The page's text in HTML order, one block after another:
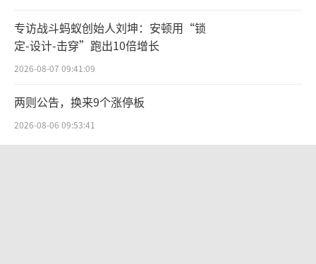
播放超30亿次，小红书相关讨论量突破2亿。线
下方面，品牌已与超过25个户外团体合作，举
办约120场活动，涵盖从徒步到雪山攀登等多种
户外场景。与此同时，品牌持续强化专业户外
形象，通过“7+2计划”运动员赞助、户外社群
联动等方式深化专业认知。
专访战斗蚂蚁创始人刘坤：安顿用“锁
定-设计-击穿”跑出10倍增长
2026-08-07 09:41:09
两则公告，换来9个涨停板
2026-08-06 09:53:41